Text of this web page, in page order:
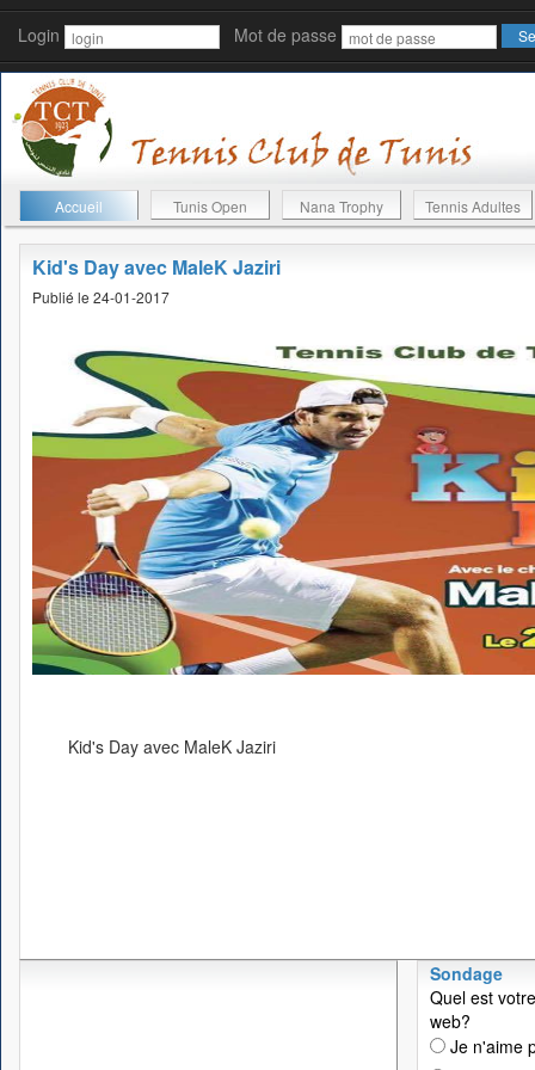
Login Mot de passe
Accueil Tunis Open Nana Trophy Tennis Adultes
Kid's Day avec MaleK Jaziri
Publié le 24-01-2017
Kid's Day avec MaleK Jaziri
Sondage
Quel est
web?
Je n'aime